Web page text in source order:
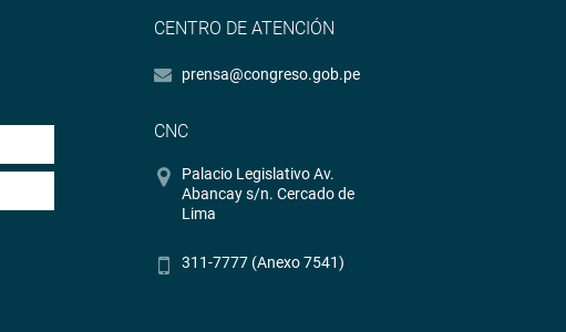
CENTRO DE ATENCIÓN
prensa@congreso.gob.pe
CNC
Palacio Legislativo Av.
Abancay s/n. Cercado de
Lima
311-7777 (Anexo 7541)